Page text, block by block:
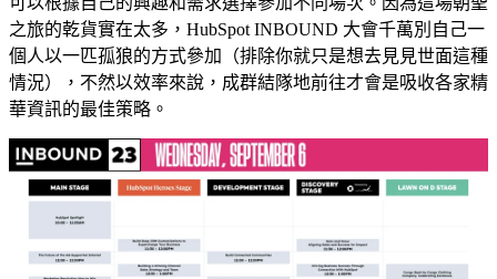
之旅的乾貨實在太多，HubSpot INBOUND 大會千萬別自己一
個人以一匹孤狼的方式參加（排除你就只是想去見見世面這種
情況），不然以效率來說，成群結隊地前往才會是吸收各家精
華資訊的最佳策略。